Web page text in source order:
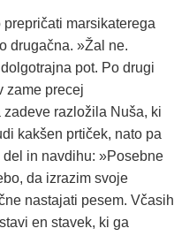
marsikaterega
drugačna. »Žal ne.
pot. Po drugi
zame precej
razložila Nuša, ki
kakšen prtiček, nato pa
in navdihu: »Posebne
da izrazim svoje
nastajati pesem. Včasih
en stavek, ki ga